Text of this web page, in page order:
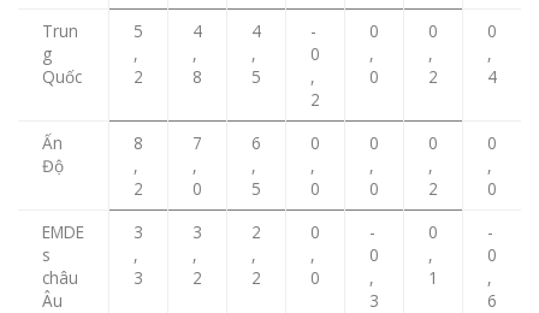
Trun
g
Quốc
5
,
2
4
,
8
4
,
5
-
0
,
2
0
,
0
0
,
2
0
,
4
Ấn
Độ
8
,
2
7
,
0
6
,
5
0
,
0
0
,
0
0
,
2
0
,
0
EMDE
s
châu
Âu
3
,
3
3
,
2
2
,
2
0
,
0
-
0
,
3
0
,
1
-
0
,
6